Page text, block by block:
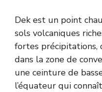
Dek est un point
sols volcaniques
fortes précipitations,
dans la zone de
une ceinture de
l’équateur qui